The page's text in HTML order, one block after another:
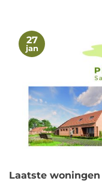
27
jan
Laatste